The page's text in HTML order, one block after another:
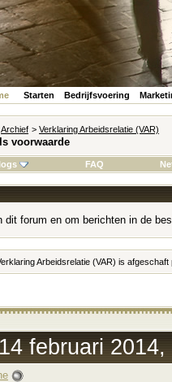
Starten Bedrijfsvoering
Archief > Verklaring Arbeidsrelatie (VAR)
voorwaarde
FAQ
dit forum en om berichten in de
Arbeidsrelatie (VAR) is
februari 2014,